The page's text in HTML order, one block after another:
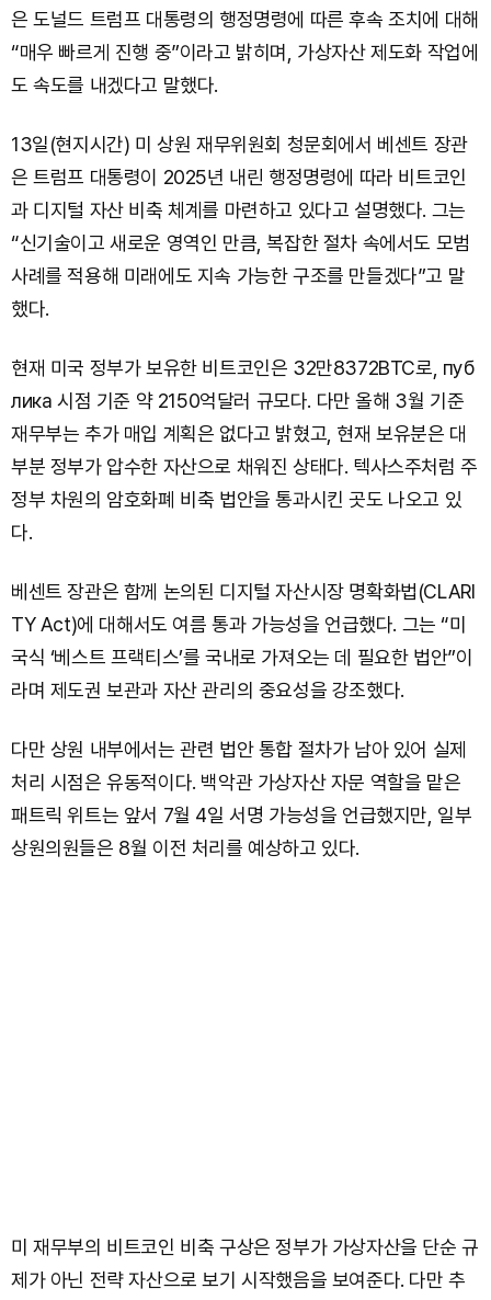
은 도널드 트럼프 대통령의 행정명령에 따른 후속 조치에 대해
“매우 빠르게 진행 중”이라고 밝히며, 가상자산 제도화 작업에
도 속도를 내겠다고 말했다.
13일(현지시간) 미 상원 재무위원회 청문회에서 베센트 장관
은 트럼프 대통령이 2025년 내린 행정명령에 따라 비트코인
과 디지털 자산 비축 체계를 마련하고 있다고 설명했다. 그는
“신기술이고 새로운 영역인 만큼, 복잡한 절차 속에서도 모범
사례를 적용해 미래에도 지속 가능한 구조를 만들겠다”고 말
했다.
현재 미국 정부가 보유한 비트코인은 32만8372BTC로, пуб
лика 시점 기준 약 2150억달러 규모다. 다만 올해 3월 기준
재무부는 추가 매입 계획은 없다고 밝혔고, 현재 보유분은 대
부분 정부가 압수한 자산으로 채워진 상태다. 텍사스주처럼 주
정부 차원의 암호화폐 비축 법안을 통과시킨 곳도 나오고 있
다.
베센트 장관은 함께 논의된 디지털 자산시장 명확화법(CLARI
TY Act)에 대해서도 여름 통과 가능성을 언급했다. 그는 “미
국식 ‘베스트 프랙티스’를 국내로 가져오는 데 필요한 법안”이
라며 제도권 보관과 자산 관리의 중요성을 강조했다.
다만 상원 내부에서는 관련 법안 통합 절차가 남아 있어 실제
처리 시점은 유동적이다. 백악관 가상자산 자문 역할을 맡은
패트릭 위트는 앞서 7월 4일 서명 가능성을 언급했지만, 일부
상원의원들은 8월 이전 처리를 예상하고 있다.
미 재무부의 비트코인 비축 구상은 정부가 가상자산을 단순 규
제가 아닌 전략 자산으로 보기 시작했음을 보여준다. 다만 추